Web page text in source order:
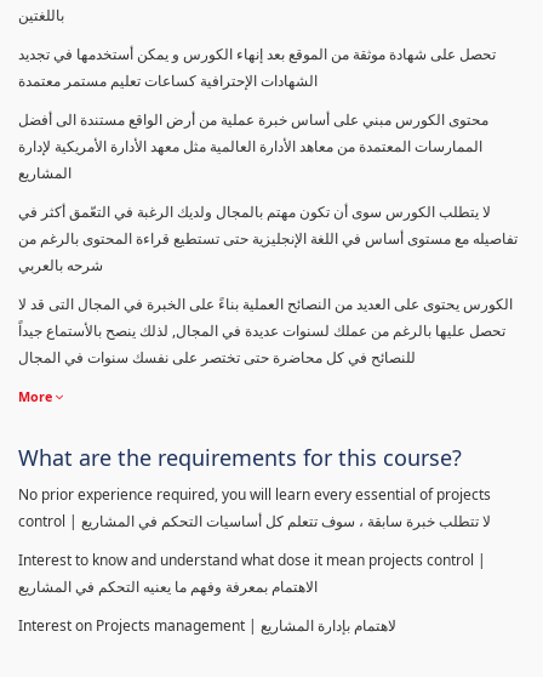
باللغتين
تحصل على شهادة موثقة من الموقع بعد إنهاء الكورس و يمكن أستخدمها في تجديد
الشهادات الإحترافية كساعات تعليم مستمر معتمدة
محتوى الكورس مبني على أساس خبرة عملية من أرض الواقع مستندة الى أفضل
الممارسات المعتمدة من معاهد الأدارة العالمية مثل معهد الأدارة الأمريكية لإدارة
المشاريع
لا يتطلب الكورس سوى أن تكون مهتم بالمجال ولديك الرغبة في التعّمق أكثر في
تفاصيله مع مستوى أساس في اللغة الإنجليزية حتى تستطيع قراءة المحتوى بالرغم من
شرحه بالعربي
الكورس يحتوى على العديد من النصائح العملية بناءً على الخبرة في المجال التى قد لا
تحصل عليها بالرغم من عملك لسنوات عديدة في المجال, لذلك ينصح بالأستماع جيداً
للنصائح في كل محاضرة حتى تختصر على نفسك سنوات في المجال
More
What are the requirements for this course?
No prior experience required, you will learn every essential of projects
control | لا تتطلب خبرة سابقة ، سوف تتعلم كل أساسيات التحكم في المشاريع
Interest to know and understand what dose it mean projects control |
الاهتمام بمعرفة وفهم ما يعنيه التحكم في المشاريع
Interest on Projects management | لاهتمام بإدارة المشاريع